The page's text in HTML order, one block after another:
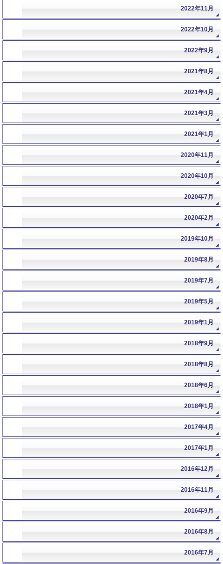
2022年11月
2022年10月
2022年9月
2021年8月
2021年4月
2021年3月
2021年1月
2020年11月
2020年10月
2020年7月
2020年2月
2019年10月
2019年8月
2019年7月
2019年5月
2019年1月
2018年9月
2018年8月
2018年6月
2018年1月
2017年4月
2017年1月
2016年12月
2016年11月
2016年9月
2016年8月
2016年7月